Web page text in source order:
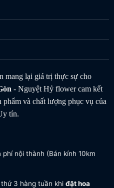
mang lại giá trị thực sự cho
- Nguyệt Hỷ flower cam kết
phẩm và chất lượng phục vụ của
tín.
phí nội thành (Bán kính 10km
3 hàng tuần khi đặt hoa